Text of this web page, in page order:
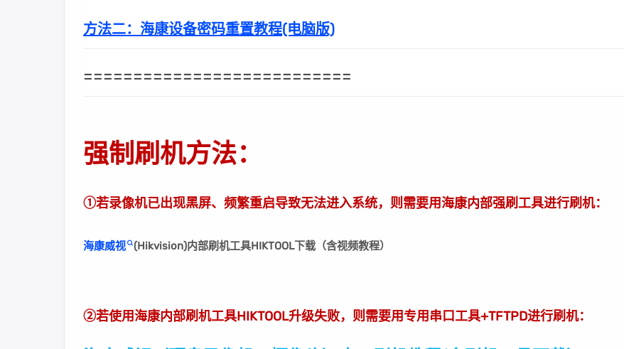
方法二： 海康设备密码重置教程(电脑版)
===========================
强制刷机方法：
①若录像机已出现黑屏、频繁重启导致无法进入系统，则需要用海康内部强刷工具进行刷机：
海康威视 (Hikvision)内部刷机工具HIKTOOL下载（含视频教程）
②若使用海康内部刷机工具HIKTOOL升级失败，则需要用专用串口工具+TFTPD进行刷机：